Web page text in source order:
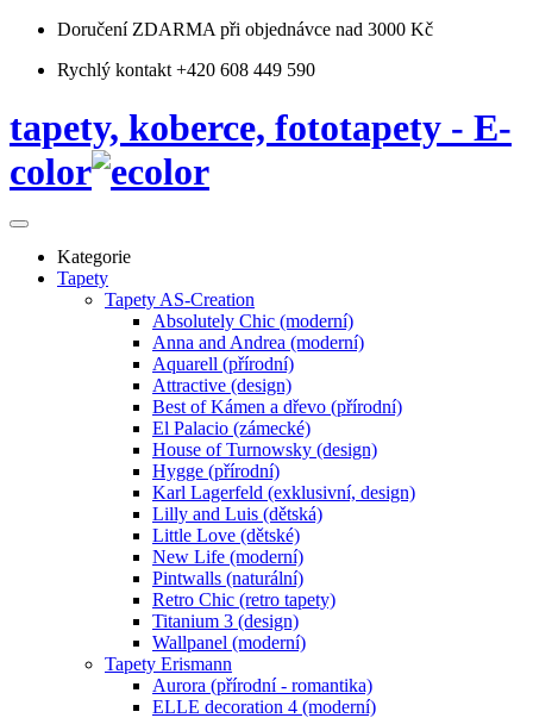
Doručení ZDARMA při objednávce nad 3000 Kč
Rychlý kontakt +420 608 449 590
tapety, koberce, fototapety - E-
color
Kategorie
Tapety
Tapety AS-Creation
Absolutely Chic (moderní)
Anna and Andrea (moderní)
Aquarell (přírodní)
Attractive (design)
Best of Kámen a dřevo (přírodní)
El Palacio (zámecké)
House of Turnowsky (design)
Hygge (přírodní)
Karl Lagerfeld (exklusivní, design)
Lilly and Luis (dětská)
Little Love (dětské)
New Life (moderní)
Pintwalls (naturální)
Retro Chic (retro tapety)
Titanium 3 (design)
Wallpanel (moderní)
Tapety Erismann
Aurora (přírodní - romantika)
ELLE decoration 4 (moderní)